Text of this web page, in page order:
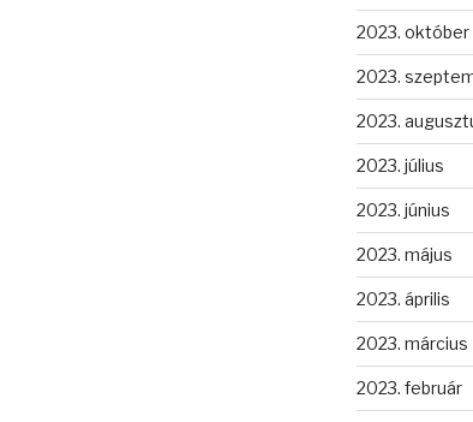
2023. október
2023.
2023.
2023. július
2023. június
2023. május
2023. április
2023. március
2023. február